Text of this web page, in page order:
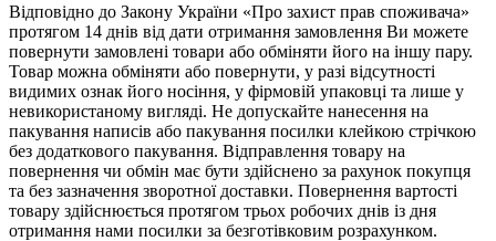
Відповідно до Закону України «Про захист прав споживача»
протягом 14 днів від дати отримання замовлення Ви можете
повернути замовлені товари або обміняти його на іншу пару.
Товар можна обміняти або повернути, у разі відсутності
видимих ​​ознак його носіння, у фірмовій упаковці та лише у
невикористаному вигляді. Не допускайте нанесення на
пакування написів або пакування посилки клейкою стрічкою
без додаткового пакування. Відправлення товару на
повернення чи обмін має бути здійснено за рахунок покупця
та без зазначення зворотної доставки. Повернення вартості
товару здійснюється протягом трьох робочих днів із дня
отримання нами посилки за безготівковим розрахунком.